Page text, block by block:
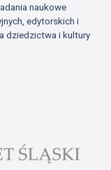
naukowe
edytorskich i
dziedzictwa i kultury